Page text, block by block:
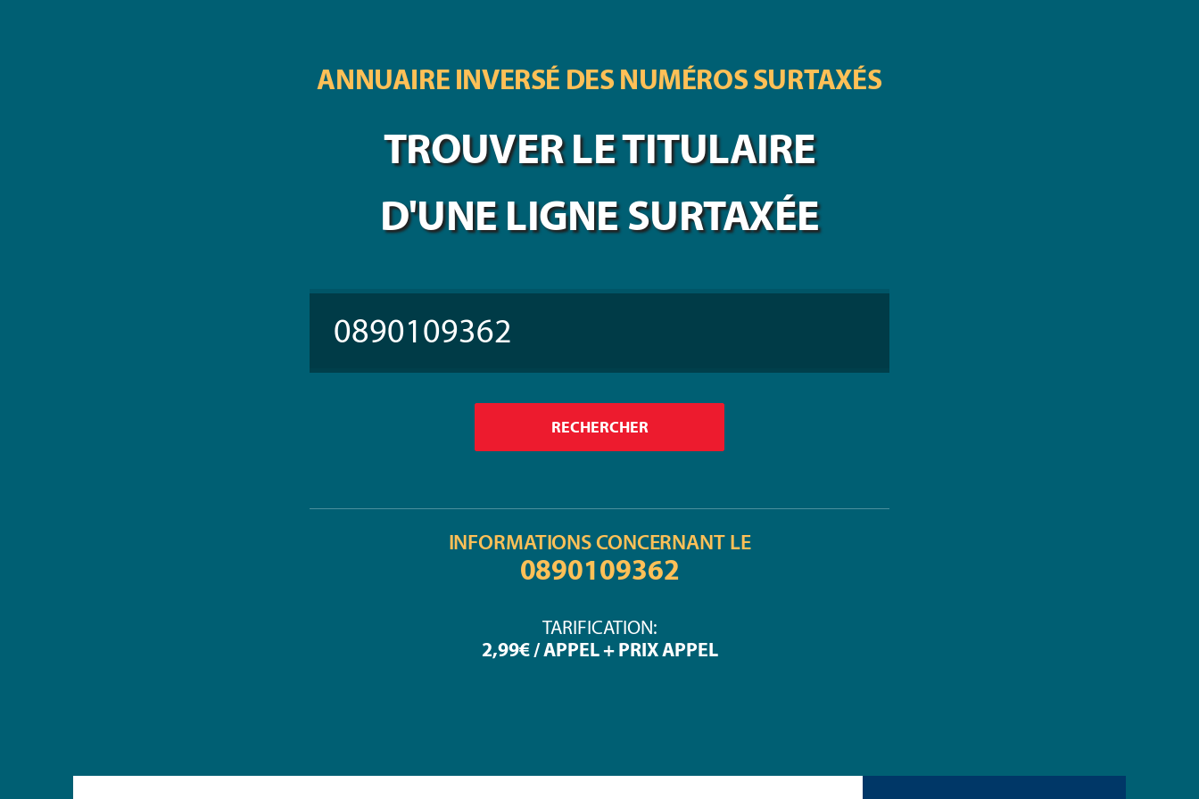
ANNUAIRE INVERSÉ DES NUMÉROS SURTAXÉS
TROUVER LE TITULAIRE
D'UNE LIGNE SURTAXÉE
INFORMATIONS CONCERNANT LE
0890109362
TARIFICATION:
2,99€ / APPEL + PRIX APPEL